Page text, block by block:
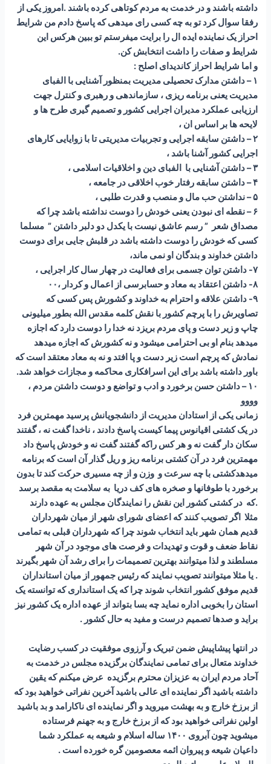
داشته باشند و در خدمت به مردم کوتاهی کرده باشند .امروز یکی از
رفقا سوال کرد تو به چه کسی رای میدهی که پاسخ دادم من شرایط
احراز یک نماینده ایده ال را برایت میفرستم تو ببین هرکس این
شرایط و صفات را داشت انتخابش کن.
و اما شرایط احراز کاندیدای اصلح :
۱ – داشتن مدارک تحصیلی مدیریت بمنظور آشنایی با الفبای
مدیریت یعنی برنامه ریزی ، سازماندهی و رهبری و کنترل جهت
ارزیابی عملکرد مدیران اجرایی کشور و تصمیم گیری طرح ها و
لایحه ها بر اساس ان ،
۲ – داشتن سابقه اجرایی و تجربیات مدیریتی تا با زوایایی کارهای
اجرایی کشور آشنا باشد ،
۳ – داشتن آشنایی با الفبای دین و اخلاقیات اسلامی ،
۴ – داشتن سابقه رفتار خوب اخلاقی در جامعه ،
۵ – نداشتن حب مال و منصب و قدرت طلبی ،
۶ – نقطه ای نبودن یعنی خودش را دوست نداشته باشد چرا که
مصداق شعر ” رسم عاشق نیست با یکدل دو دلبر داشتن ” مسلما
کسی که خودش را دوست داشته باشد در قلبش جایی برای دوست
داشتن خداوند و بندگان او نمی ماند،
۷- داشتن توان جسمی برای فعالیت در چهار سال کار اجرایی ،
۸- داشتن اعتقاد به معاد و حسابرسی از اعمال و کردار ،۰۰
۹- داشتن علاقه و احترام به خداوند و کشورش پس کسی که
تصاویرش را با پرچم کشور با نقش کلمه مقدس الله بطور میلیونی
چاپ و زیر دست و پای مردم بریزد نه خدا را دوست دارد که اجازه
میدهد بنام او بی احترامی میشود و نه کشورش که اجازه میدهد
نمادش که پرچم است زیر دست و پا افتد و نه به معاد معتقد است که
باور داشته باشد برای این اسرافکاری محاکمه و مجازات خواهد شد.
۱۰ – داشتن حسن برخورد و ادب و تواضع و دوست داشتن مردم ،
وووو
زمانی یکی از استادان مدیریت از دانشجویانش پرسید مهمترین فرد
در یک کشتی اقیانوس پیما کیست پاسخ دادند ، ناخدا گفت نه ، گفتند
سکان دار گفت نه و هر کس راکه گفتند گفت نه و خودش پاسخ داد
مهمترین فرد در آن کشتی برنامه ریز و ریل گذار آن است که برنامه
میدهدکشتی با چه سرعت و وزن و از چه مسیری حرکت کند تا بدون
برخورد با طوفانها و صخره های کف دریا به سلامت به مقصد برسد
.که در کشتی کشور این نقش را نمایندگان مجلس به عهده دارند
مثلا اگر تصویب کنند که اعضای شورای شهر از میان شهرداران
قدیم همان شهر باید انتخاب شوند چرا که شهرداران قبلی به تمامی
نقاط ضعف و قوت و تهدیدات و فرصت های موجود در آن شهر
مسلطند و لذا میتوانند بهترین تصمیمات را برای رشد آن شهر بگیرند
. یا مثلا میتوانند تصویب نمایند که رئیس جمهور از میان استانداران
قدیم موفق کشور انتخاب شوند چرا که یک استانداری که توانسته یک
استان را بخوبی اداره نماید چه بسا بتواند از عهده اداره یک کشور نیز
براید و صدها تصمیم درست و مفید به حال کشور .
در انتها پیشاپیش ضمن تبریک و آرزوی موفقیت در کسب رضایت
خداوند متعال برای تمامی نمایندگان برگزیده مجلس در خدمت به
آحاد مردم ایران به عزیزان محترم برگزیده عرض میکنم که یقین
داشته باشید اگر نماینده ای عالی باشید آخرین نفراتی خواهید بود که
از برزخ خارج و به بهشت میروید و اگر نماینده ای ناکارامد و بد باشید
اولین نفراتی خواهید بود که از برزخ خارج و به جهنم فرستاده
میشوید چون آبروی ۱۴۰۰ ساله اسلام و شیعه به عملکرد شما
داعیان شیعه و پیروان ائمه معصومین گره خورده است .